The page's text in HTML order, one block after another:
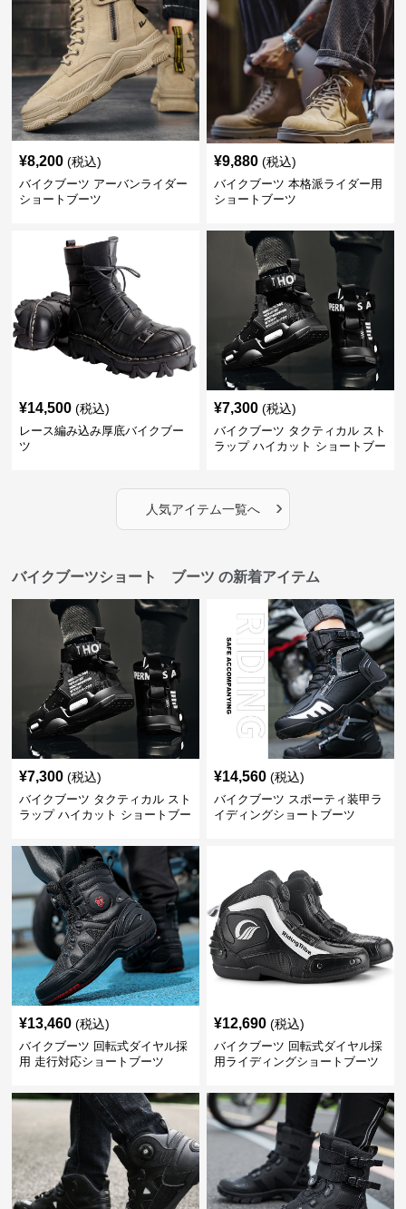
¥8,200 (税込)
バイクブーツ アーバンライダー
ショートブーツ
¥9,880 (税込)
バイクブーツ 本格派ライダー用
ショートブーツ
¥14,500 (税込)
レース編み込み厚底バイクブー
ツ
¥7,300 (税込)
バイクブーツ タクティカル スト
ラップ ハイカット ショートブー
人気アイテム一覧へ ›
バイクブーツショート ブーツ の新着アイテム
¥7,300 (税込)
バイクブーツ タクティカル スト
ラップ ハイカット ショートブー
¥14,560 (税込)
バイクブーツ スポーティ装甲ラ
イディングショートブーツ
¥13,460 (税込)
バイクブーツ 回転式ダイヤル採
用 走行対応ショートブーツ
¥12,690 (税込)
バイクブーツ 回転式ダイヤル採
用ライディングショートブーツ